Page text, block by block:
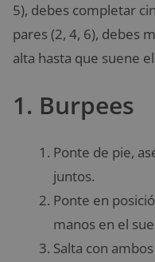
5), debes completar
pares (2, 4, 6), debes
alta hasta que suene
1. Burpees
Ponte de pie,
juntos.
Ponte en
manos en el
Salta con